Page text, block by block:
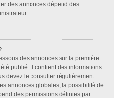
des annonces dépend des
des annonces sur la première
publié. il contient des informations
devez le consulter régulièrement.
annonces globales, la possibilité de
des permissions définies par